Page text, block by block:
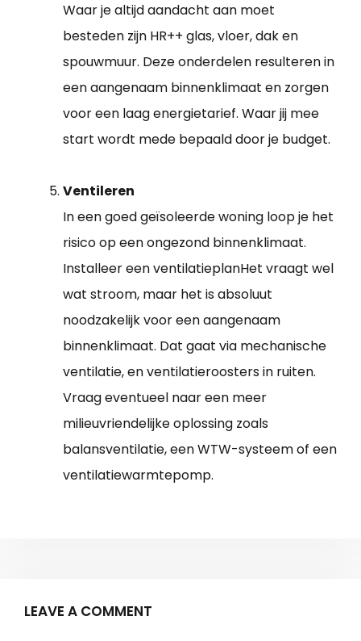
Waar je altijd aandacht aan moet
besteden zijn HR++ glas, vloer, dak en
spouwmuur. Deze onderdelen resulteren in
een aangenaam binnenklimaat en zorgen
voor een laag energietarief. Waar jij mee
start wordt mede bepaald door je budget.
Ventileren
In een goed geïsoleerde woning loop je het
risico op een ongezond binnenklimaat.
Installeer een ventilatieplanHet vraagt wel
wat stroom, maar het is absoluut
noodzakelijk voor een aangenaam
binnenklimaat. Dat gaat via mechanische
ventilatie, en ventilatieroosters in ruiten.
Vraag eventueel naar een meer
milieuvriendelijke oplossing zoals
balansventilatie, een WTW-systeem of een
ventilatiewarmtepomp.
LEAVE A COMMENT